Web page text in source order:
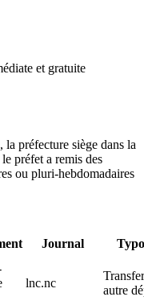
et gratuite
préfecture siège dans la
préfet a remis des
ou pluri-hebdomadaires
Journal
lnc.nc
autre